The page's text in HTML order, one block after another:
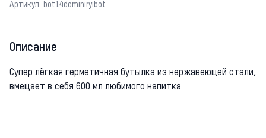
Артикул: bot14dominiryibot
Описание
Супер лёгкая герметичная бутылка из нержавеющей стали,
вмещает в себя 600 мл любимого напитка